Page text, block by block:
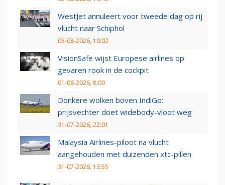
WestJet annuleert voor tweede dag op rij
vlucht naar Schiphol
03-08-2026, 10:02
VisionSafe wijst Europese airlines op
gevaren rook in de cockpit
01-08-2026, 8:00
Donkere wolken boven IndiGo:
prijsvechter doet widebody-vloot weg
31-07-2026, 22:01
Malaysia Airlines-piloot na vlucht
aangehouden met duizenden xtc-pillen
31-07-2026, 13:55